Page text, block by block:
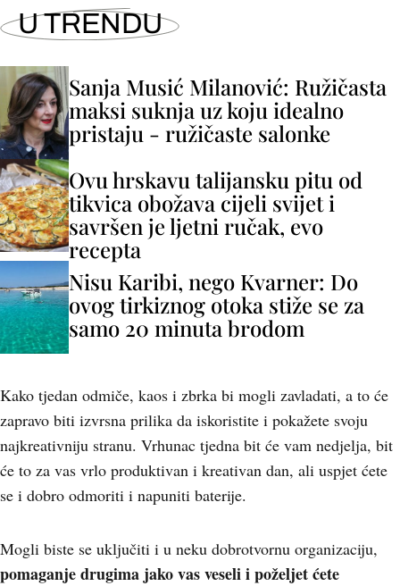
U TRENDU
Sanja Musić Milanović: Ružičasta
maksi suknja uz koju idealno
pristaju - ružičaste salonke
Ovu hrskavu talijansku pitu od
tikvica obožava cijeli svijet i
savršen je ljetni ručak, evo
recepta
Nisu Karibi, nego Kvarner: Do
ovog tirkiznog otoka stiže se za
samo 20 minuta brodom
Kako tjedan odmiče, kaos i zbrka bi mogli zavladati, a to će
zapravo biti izvrsna prilika da iskoristite i pokažete svoju
najkreativniju stranu. Vrhunac tjedna bit će vam nedjelja, bit
će to za vas vrlo produktivan i kreativan dan, ali uspjet ćete
se i dobro odmoriti i napuniti baterije.
Mogli biste se uključiti i u neku dobrotvornu organizaciju,
pomaganje drugima jako vas veseli i poželjet ćete